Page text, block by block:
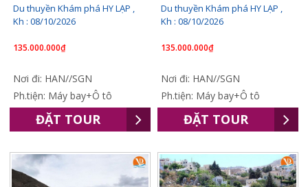
Du thuyền Khám phá HY LẠP ,
Kh : 08/10/2026
135.000.000₫
Nơi đi: HAN//SGN
Ph.tiện: Máy bay+Ô tô
ĐẶT TOUR
Du thuyền Khám phá HY LẠP ,
Kh : 08/10/2026
135.000.000₫
Nơi đi: HAN//SGN
Ph.tiện: Máy bay+Ô tô
ĐẶT TOUR